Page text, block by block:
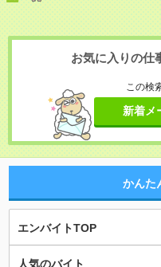
お気に入りの仕
この検
新着メ
かんた
エンバイトTOP
人気のバイト